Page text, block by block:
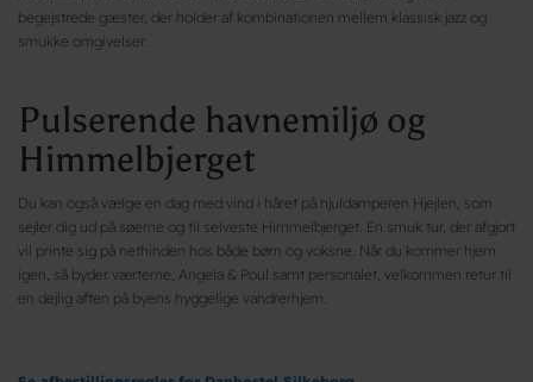
begejstrede gæster, der holder af kombinationen mellem klassisk jazz og
smukke omgivelser.
Pulserende havnemiljø og
Himmelbjerget
Du kan også vælge en dag med vind i håret på hjuldamperen Hjejlen, som
sejler dig ud på søerne og til selveste Himmelbjerget. En smuk tur, der afgjort
vil printe sig på nethinden hos både børn og voksne. Når du kommer hjem
igen, så byder værterne, Angela & Poul samt personalet, velkommen retur til
en dejlig aften på byens hyggelige vandrerhjem.